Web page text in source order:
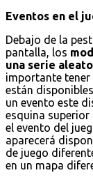
Eventos en el
Debajo de la
pantalla, los
una serie
importante
están
un evento este
esquina superior
el evento del
aparecerá
de juego
en un mapa